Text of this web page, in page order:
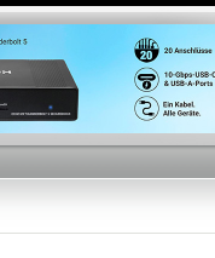
Direkt
zum
Inhalt